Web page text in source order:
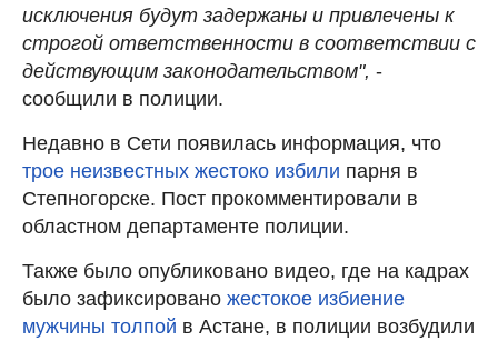
исключения будут задержаны и привлечены к
строгой ответственности в соответствии с
действующим законодательством", -
сообщили в полиции.
Недавно в Сети появилась информация, что
трое неизвестных жестоко избили парня в
Степногорске. Пост прокомментировали в
областном департаменте полиции.
Также было опубликовано видео, где на кадрах
было зафиксировано жестокое избиение
мужчины толпой в Астане, в полиции возбудили